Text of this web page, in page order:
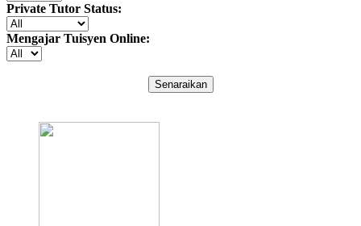
Private Tutor Status:
Mengajar Tuisyen Online:
Senaraikan